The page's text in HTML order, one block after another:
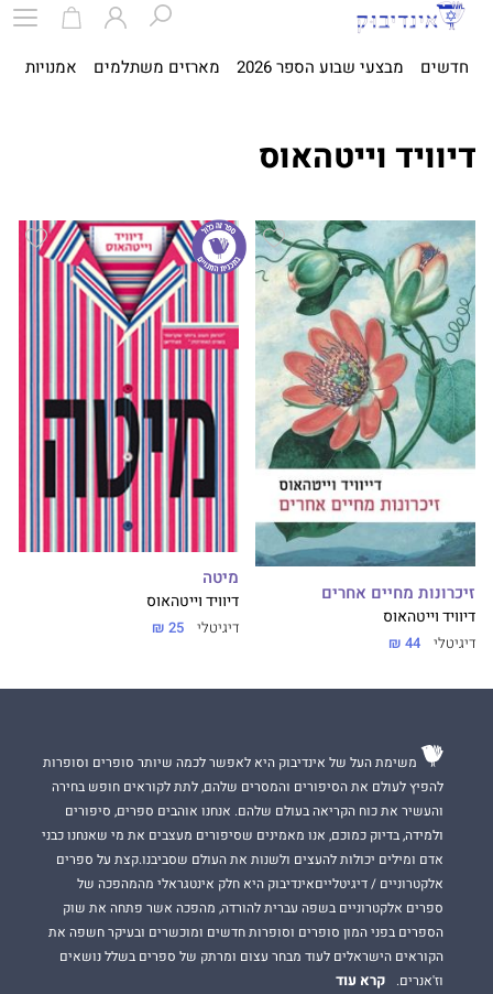
חדשים מבצעי שבוע הספר 2026 מארזים משתלמים אמנויות
דיוויד וייטהאוס
זיכרונות מחיים אחרים
דיוויד וייטהאוס
דיגיטלי 44 ₪
מיטה
דיוויד וייטהאוס
דיגיטלי 25 ₪
משימת העל של אינדיבוק היא לאפשר לכמה שיותר סופרים וסופרות
להפיץ לעולם את הסיפורים והמסרים שלהם, לתת לקוראים חופש בחירה
והעשיר את כוח הקריאה בעולם שלהם. אנחנו אוהבים ספרים, סיפורים
ולמידה, בדיוק כמוכם, אנו מאמינים שסיפורים מעצבים את מי שאנחנו כבני
אדם ומילים יכולות להעצים ולשנות את העולם שסביבנו.קצת על ספרים
אלקטרוניים / דיגיטלייםאינדיבוק היא חלק אינטגראלי מהמהפכה של
ספרים אלקטרוניים בשפה עברית להורדה, מהפכה אשר פתחה את שוק
הספרים בפני המון סופרים וסופרות חדשים ומוכשרים ובעיקר חשפה את
הקוראים הישראלים לעוד מבחר עצום ומרתק של ספרים בשלל נושאים
וז'אנרים.
קרא עוד